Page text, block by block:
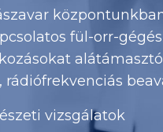
fül-orr-
rádiófrekvenciás
vizsgálatok